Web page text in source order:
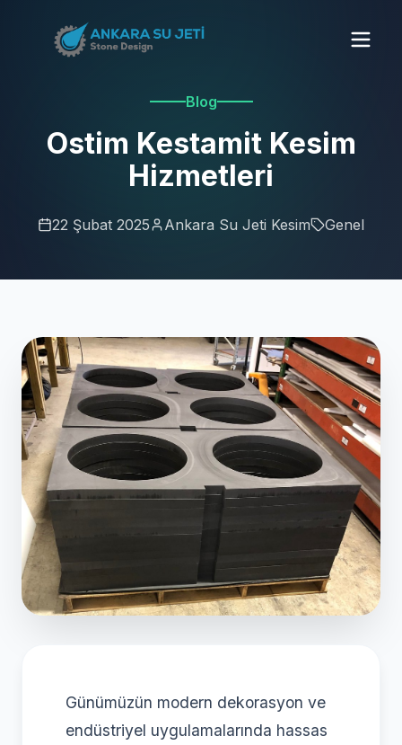
Blog
Ostim Kestamit Kesim
Hizmetleri
22 Şubat 2025 Ankara Su Jeti Kesim Genel
Günümüzün modern dekorasyon ve
endüstriyel uygulamalarında hassas